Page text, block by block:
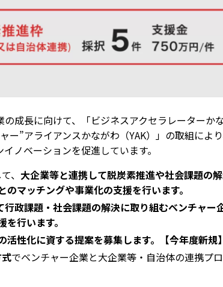
成長に向けて、「ビジネスアクセラレーターか
ー”アライアンスかながわ（YAK）」の取組によ
ノベーションを促進しています。
、 大企業等と連携して脱炭素推進や社会課題の
マッチングや事業化の支援を行います。
行政課題・社会課題の解決に取り組むベンチャー
行います。
性化に資する提案を募集します。【今年度新規】
でベンチャー企業と大企業等・自治体の連携プ